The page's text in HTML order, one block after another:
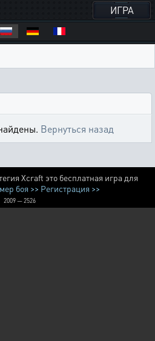
ИГРА
Вернуться назад
Xcraft это бесплатная игра для
боя >> Регистрация >>
2009 — 2526